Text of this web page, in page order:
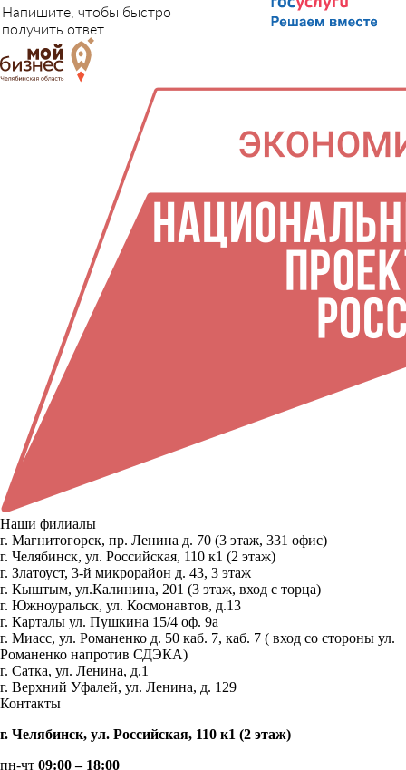
Напишите, чтобы быстро
получить ответ
Наши филиалы
г. Магнитогорск, пр. Ленина д. 70 (3 этаж, 331 офис)
г. Челябинск, ул. Российская, 110 к1 (2 этаж)
г. Златоуст, 3-й микрорайон д. 43, 3 этаж
г. Кыштым, ул.Калинина, 201 (3 этаж, вход с торца)
г. Южноуральск, ул. Космонавтов, д.13
г. Карталы ул. Пушкина 15/4 оф. 9а
г. Миасс, ул. Романенко д. 50 каб. 7, каб. 7 ( вход со стороны ул.
Романенко напротив СДЭКА)
г. Сатка, ул. Ленина, д.1
г. Верхний Уфалей, ул. Ленина, д. 129
Контакты
г. Челябинск, ул. Российская, 110 к1 (2 этаж)
пн-чт 09:00 – 18:00